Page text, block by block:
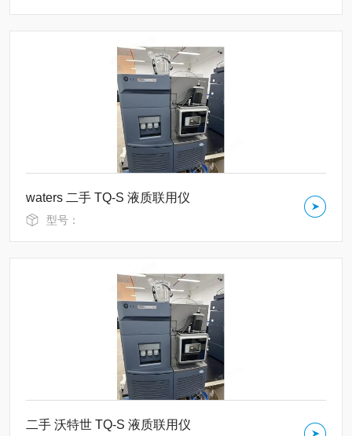
waters 二手 TQ-S 液质联用仪
型号：
二手 沃特世 TQ-S 液质联用仪